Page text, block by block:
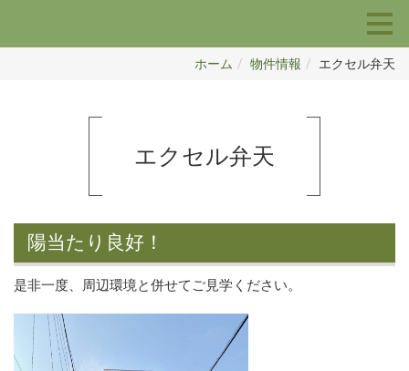
ホーム 物件情報 エクセル弁天
エクセル弁天
陽当たり良好！
是非一度、周辺環境と併せてご見学ください。